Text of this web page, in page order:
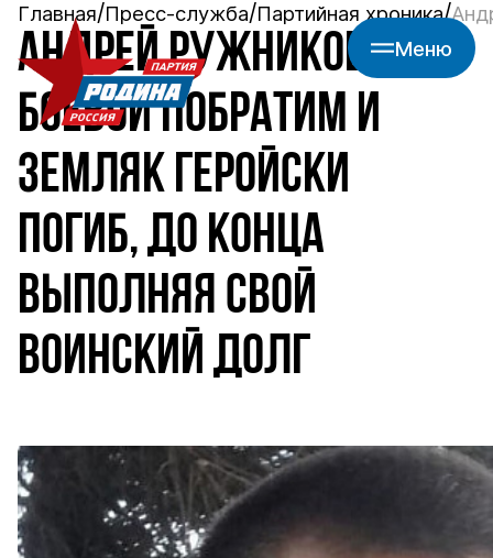
Меню
Главная Пресс-служба Партийная хроника
АНДРЕЙ РУЖНИКОВ:
БОЕВОЙ ПОБРАТИМ И
ЗЕМЛЯК ГЕРОЙСКИ
ПОГИБ, ДО КОНЦА
ВЫПОЛНЯЯ СВОЙ
ВОИНСКИЙ ДОЛГ